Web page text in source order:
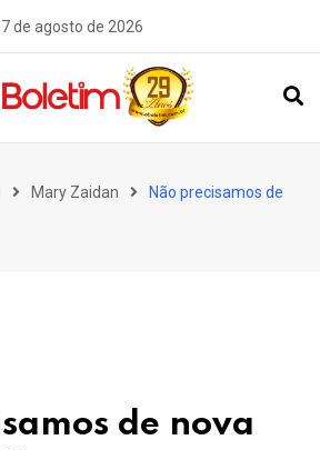
7 de agosto de 2026
Mary Zaidan
Não precisamos de
de nova